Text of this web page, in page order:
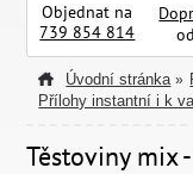
Objednat na
739 854 814
Úvodní stránka »
Přílohy instantní i k
Těstoviny mix